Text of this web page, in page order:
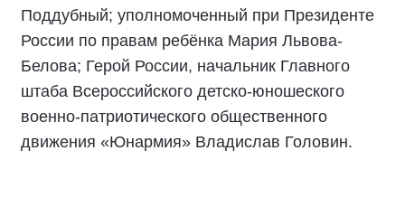
Поддубный; уполномоченный при Президенте
России по правам ребёнка Мария Львова-
Белова; Герой России, начальник Главного
штаба Всероссийского детско-юношеского
военно-патриотического общественного
движения «Юнармия» Владислав Головин.